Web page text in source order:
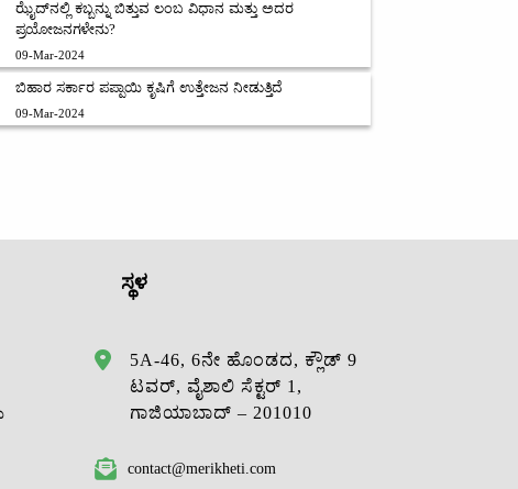
ಝೈದ್‌ನಲ್ಲಿ ಕಬ್ಬನ್ನು ಬಿತ್ತುವ ಲಂಬ ವಿಧಾನ ಮತ್ತು ಅದರ
ಪ್ರಯೋಜನಗಳೇನು?
09-Mar-2024
ಬಿಹಾರ ಸರ್ಕಾರ ಪಪ್ಪಾಯಿ ಕೃಷಿಗೆ ಉತ್ತೇಜನ ನೀಡುತ್ತಿದೆ
09-Mar-2024
ಸ್ಥಳ
5A-46, 6ನೇ ಹೊಂಡದ, ಕ್ಲೌಡ್ 9
ಟವರ್, ವೈಶಾಲಿ ಸೆಕ್ಟರ್ 1,
ಗಾಜಿಯಾಬಾದ್ – 201010
contact@merikheti.com